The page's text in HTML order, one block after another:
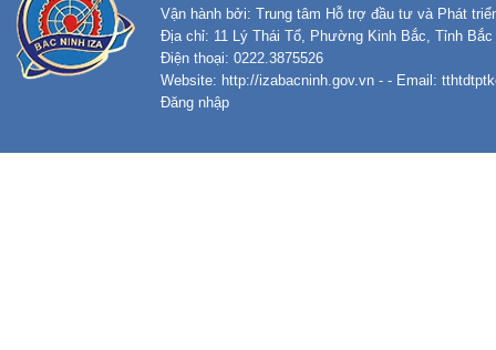
Vận hành bởi: Trung tâm Hỗ trợ đầu tư và Phát
Địa chỉ: 11 Lý Thái Tổ, Phường Kinh Bắc, Tỉnh Bắc
Điện thoại: 0222.3875526
Website: http://izabacninh.gov.vn - - Email:
Đăng nhập